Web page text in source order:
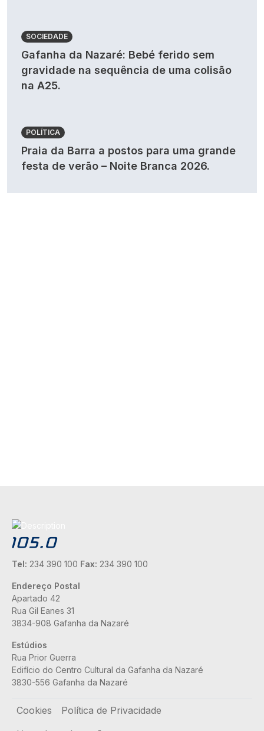
SOCIEDADE
Gafanha da Nazaré: Bebé ferido sem
gravidade na sequência de uma colisão
na A25.
POLÍTICA
Praia da Barra a postos para uma grande
festa de verão – Noite Branca 2026.
Tel: 234 390 100 Fax: 234 390 100
Endereço Postal
Apartado 42
Rua Gil Eanes 31
3834-908 Gafanha da Nazaré
Estúdios
Rua Prior Guerra
Edifício do Centro Cultural da Gafanha da Nazaré
3830-556 Gafanha da Nazaré
Rodapé
Cookies
Política de Privacidade